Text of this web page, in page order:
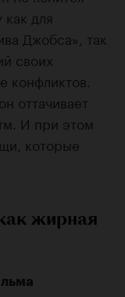
для
Джобса», так
своих
конфликтов.
оттачивает
И при этом
которые
жирная